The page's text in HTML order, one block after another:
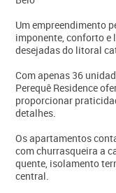
Um empreendimento
imponente, conforto e
desejadas do litoral
Com apenas 36
Perequê Residence
proporcionar
detalhes.
Os apartamentos
com churrasqueira a
quente, isolamento
central.